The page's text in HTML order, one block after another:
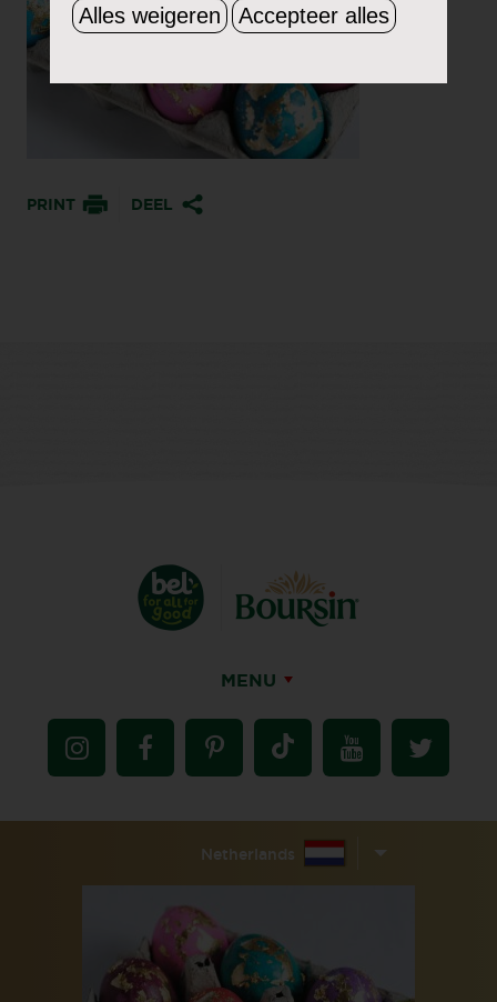
PRINT DEEL
MENU
Netherlands
Alles weigeren Accepteer alles